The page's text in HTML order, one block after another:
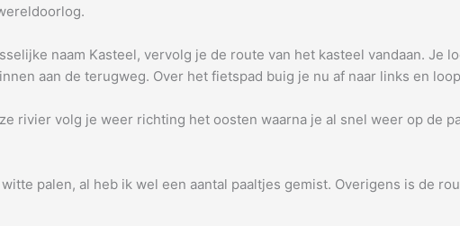
naam Kasteel, vervolg je de route van het kasteel vandaan. Je
aan de terugweg. Over het fietspad buig je nu af naar links en
rivier volg je weer richting het oosten waarna je al snel weer op de
palen, al heb ik wel een aantal paaltjes gemist. Overigens is de